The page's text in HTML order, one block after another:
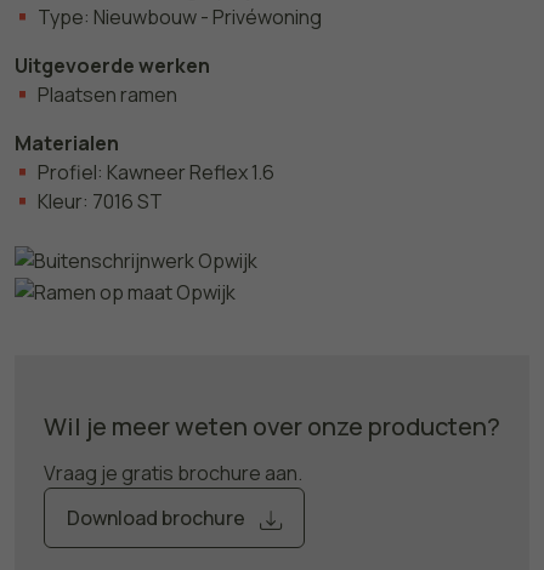
Type: Nieuwbouw - Privéwoning
Uitgevoerde werken
Plaatsen ramen
Materialen
Profiel: Kawneer Reflex 1.6
Kleur: 7016 ST
Download brochure
Wil je meer weten over onze producten?
Vraag je gratis brochure aan.